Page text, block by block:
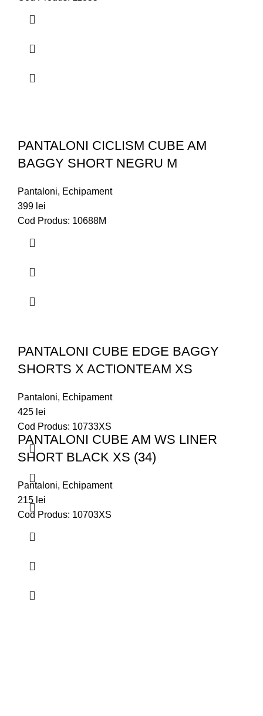
PANTALONI CICLISM CUBE AM
BAGGY SHORT NEGRU M
Pantaloni, Echipament
399 lei
Cod Produs: 10688M
PANTALONI CUBE EDGE BAGGY
SHORTS X ACTIONTEAM XS
Pantaloni, Echipament
425 lei
Cod Produs: 10733XS
PANTALONI CUBE AM WS LINER
SHORT BLACK XS (34)
Pantaloni, Echipament
215 lei
Cod Produs: 10703XS